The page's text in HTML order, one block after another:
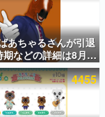
時のエピソードをお
は何か？を探ってい
』は、〈試験問題〉
あちゃるさんが引退
期などの詳細は8月9
の配信で説明
4455